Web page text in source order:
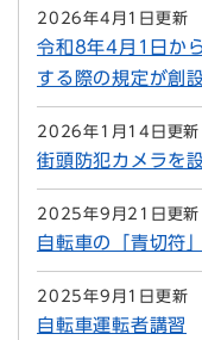
2026年4月1日更新
令和8年4月1日か
する際の規定が創
2026年1月14日更新
街頭防犯カメラを
2025年9月21日更新
自転車の「青切符
2025年9月1日更新
自転車運転者講習